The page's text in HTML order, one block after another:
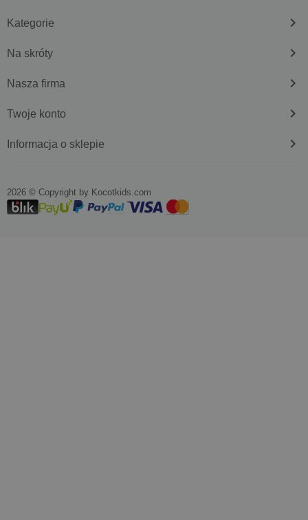
Kategorie keyboard_arrow_right
Na skróty keyboard_arrow_right
Nasza firma keyboard_arrow_right
Twoje konto keyboard_arrow_right
Informacja o sklepie keyboard_arrow_right
2026 © Copyright by kocotkids.com